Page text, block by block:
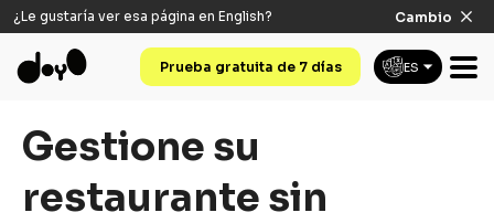
¿Le gustaría ver esa página en English? Cambio
Prueba gratuita de 7 días ES
Gestione su
restaurante sin